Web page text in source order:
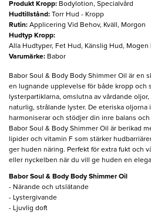
Produkt Kropp: Bodylotion, Specialvård
Hudtillstånd: Torr Hud - Kropp
Rutin: Applicering Vid Behov, Kväll, Morgon
Hudtyp Kropp:
Alla Hudtyper, Fet Hud, Känslig Hud, Mogen
Varumärke: Babor
Babor Soul & Body Body Shimmer Oil är en
en lugnande upplevelse för både kropp och
lysterpartiklarna, omslutna av vårdande
naturlig, strålande lyster. De eteriska oljorna
harmoniserar och stödjer din inre balans
Babor Soul & Body Shimmer Oil är berikad
lipider och vitamin F som stärker
ger huden näring. Perfekt för extra fukt och
eller nyckelben när du vill ge huden en
Babor Soul & Body Body Shimmer Oil
- Närande och utslätande
- Lystergivande
- Ljuvlig doft